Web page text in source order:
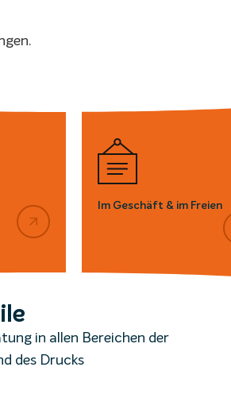
Im Geschäft & im Freien
in allen Bereichen der
des Drucks